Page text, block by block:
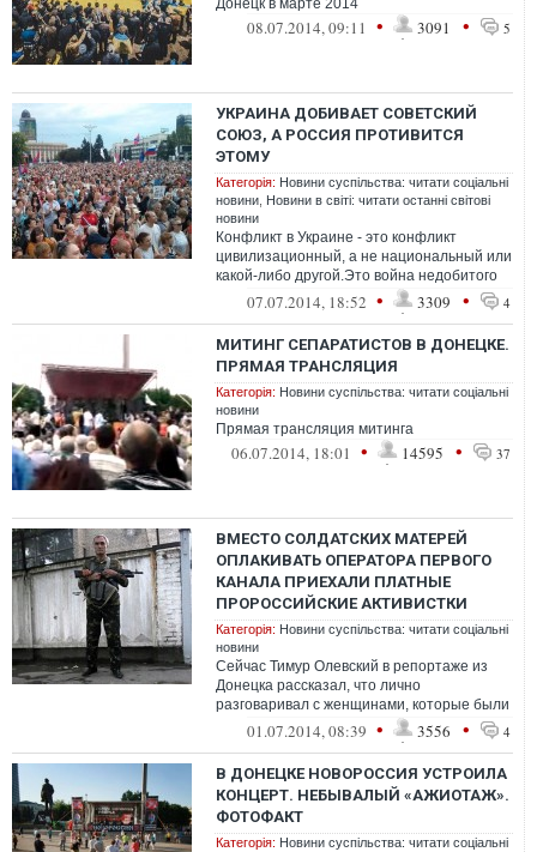
Донецк в марте 2014
08.07.2014, 09:11 • 3091 • 5
УКРАИНА ДОБИВАЕТ СОВЕТСКИЙ
СОЮЗ, А РОССИЯ ПРОТИВИТСЯ
ЭТОМУ
Категорія: Новини суспільства: читати соціальні
новини Новини в світі: читати останні світові
новини
Конфликт в Украине - это конфликт
цивилизационный, а не национальный или
какой-либо другой.Это война недобитого
несколькими "бархатными" революциями
07.07.2014, 18:52 • 3309 • 4
МИТИНГ СЕПАРАТИСТОВ В ДОНЕЦКЕ.
ПРЯМАЯ ТРАНСЛЯЦИЯ
Категорія: Новини суспільства: читати соціальні
новини
Прямая трансляция митинга
06.07.2014, 18:01 • 14595 • 37
ВМЕСТО СОЛДАТСКИХ МАТЕРЕЙ
ОПЛАКИВАТЬ ОПЕРАТОРА ПЕРВОГО
КАНАЛА ПРИЕХАЛИ ПЛАТНЫЕ
ПРОРОССИЙСКИЕ АКТИВИСТКИ
Категорія: Новини суспільства: читати соціальні
новини
Сейчас Тимур Олевский в репортаже из
Донецка рассказал, что лично
разговаривал с женщинами, которые были
в автобусе вместе с погибшим
телеоператором
01.07.2014, 08:39 • 3556 • 4
В ДОНЕЦКЕ НОВОРОССИЯ УСТРОИЛА
КОНЦЕРТ. НЕБЫВАЛЫЙ «АЖИОТАЖ».
ФОТОФАКТ
Категорія: Новини суспільства: читати соціальні